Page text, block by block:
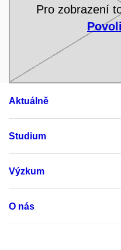
Pro zobrazení
Aktuálně
Studium
Výzkum
O nás